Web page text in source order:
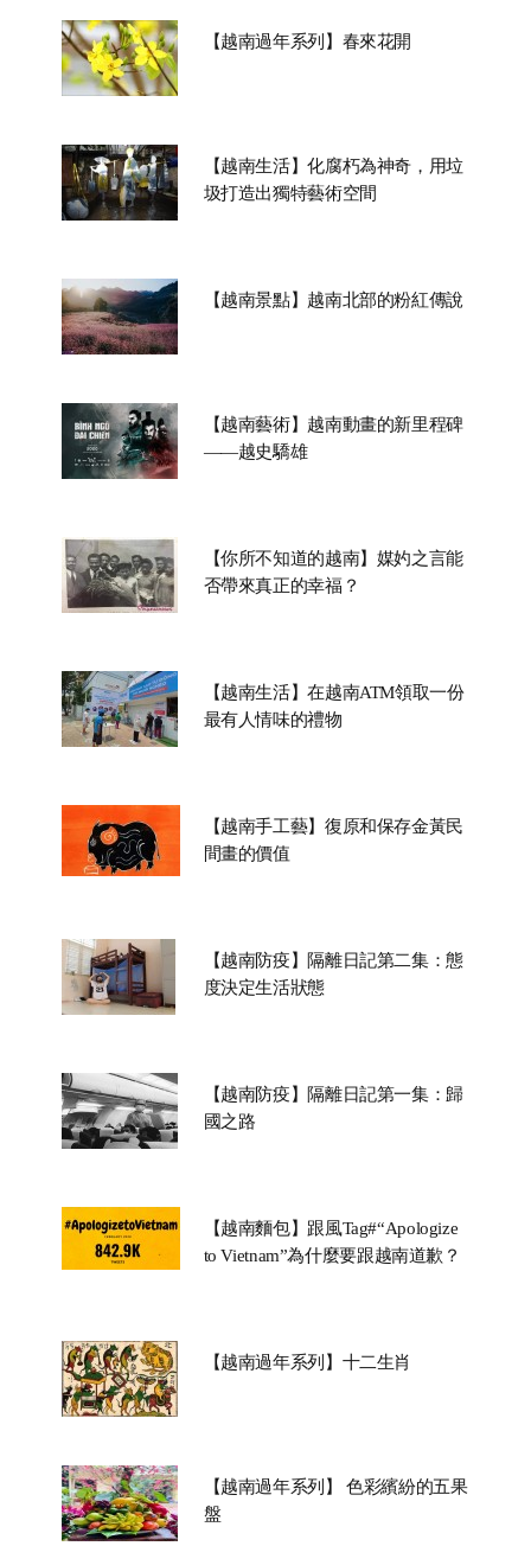
【越南過年系列】春來花開
【越南生活】化腐朽為神奇，用垃
圾打造出獨特藝術空間
【越南景點】越南北部的粉紅傳說
【越南藝術】越南動畫的新里程碑
——越史驕雄
【你所不知道的越南】媒妁之言能
否帶來真正的幸福？
【越南生活】在越南ATM領取一份
最有人情味的禮物
【越南手工藝】復原和保存金黃民
間畫的價值
【越南防疫】隔離日記第二集：態
度決定生活狀態
【越南防疫】隔離日記第一集：歸
國之路
【越南麵包】跟風Tag#“Apologize
to Vietnam”為什麼要跟越南道歉？
【越南過年系列】十二生肖
【越南過年系列】 色彩繽紛的五果
盤